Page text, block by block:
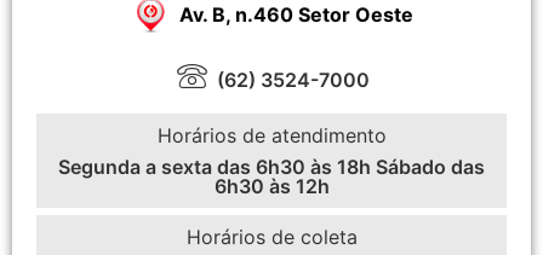
Av. B, n.460 Setor Oeste
(62) 3524-7000
Horários de atendimento
Segunda a sexta das 6h30 às 18h Sábado das
6h30 às 12h
Horários de coleta